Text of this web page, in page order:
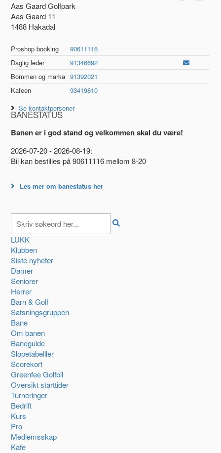
Aas Gaard Golfpark
Aas Gaard 11
1488 Hakadal
Proshop booking
90611116
Daglig leder
91346692
Bommen og marka 91392021
Kafeen
93419810
Se kontaktpersoner
BANESTATUS
Banen er i god stand og velkommen skal du være!
2026-07-20 - 2026-08-19:
Bil kan bestilles på 90611116 mellom 8-20
Les mer om banestatus her
LUKK
Klubben
Siste nyheter
Damer
Seniorer
Herrer
Barn & Golf
Satsningsgruppen
Bane
Om banen
Baneguide
Slopetabelller
Scorekort
Greenfee Golfbil
Oversikt starttider
Turneringer
Bedrift
Kurs
Pro
Medlemsskap
Kafe